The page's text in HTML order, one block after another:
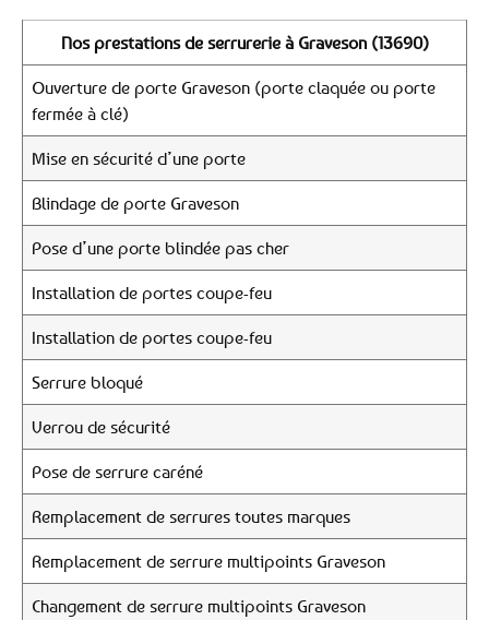
Nos prestations de serrurerie à Graveson (13690)
Ouverture de porte Graveson (porte claquée ou porte
fermée à clé)
Mise en sécurité d’une porte
Blindage de porte Graveson
Pose d’une porte blindée pas cher
Installation de portes coupe-feu
Installation de portes coupe-feu
Serrure bloqué
Verrou de sécurité
Pose de serrure caréné
Remplacement de serrures toutes marques
Remplacement de serrure multipoints Graveson
Changement de serrure multipoints Graveson